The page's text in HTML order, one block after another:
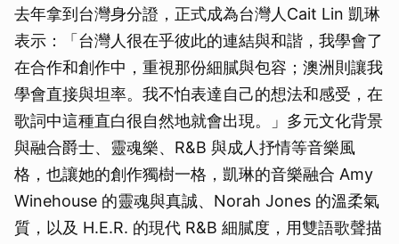
去年拿到台灣身分證，正式成為台灣人Cait Lin 凱琳
表示：「台灣人很在乎彼此的連結與和諧，我學會了
在合作和創作中，重視那份細膩與包容；澳洲則讓我
學會直接與坦率。我不怕表達自己的想法和感受，在
歌詞中這種直白很自然地就會出現。」多元文化背景
與融合爵士、靈魂樂、R&B 與成人抒情等音樂風
格，也讓她的創作獨樹一格，凱琳的音樂融合 Amy
Winehouse 的靈魂與真誠、Norah Jones 的溫柔氣
質，以及 H.E.R. 的現代 R&B 細膩度，用雙語歌聲描